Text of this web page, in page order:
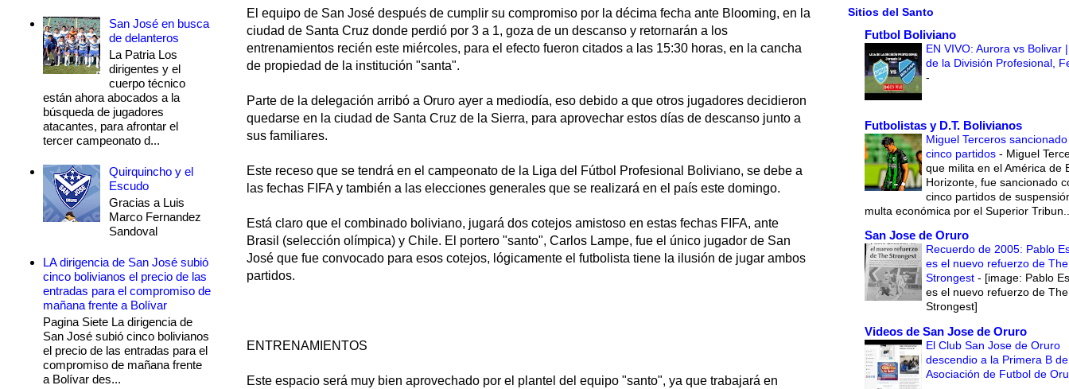
El equipo de San José después de cumplir su compromiso por la décima fecha ante Blooming, en la
ciudad de Santa Cruz donde perdió por 3 a 1, goza de un descanso y retornarán a los
entrenamientos recién este miércoles, para el efecto fueron citados a las 15:30 horas, en la cancha
de propiedad de la institución "santa".
Parte de la delegación arribó a Oruro ayer a mediodía, eso debido a que otros jugadores decidieron
quedarse en la ciudad de Santa Cruz de la Sierra, para aprovechar estos días de descanso junto a
sus familiares.
Este receso que se tendrá en el campeonato de la Liga del Fútbol Profesional Boliviano, se debe a
las fechas FIFA y también a las elecciones generales que se realizará en el país este domingo.
Está claro que el combinado boliviano, jugará dos cotejos amistoso en estas fechas FIFA, ante
Brasil (selección olímpica) y Chile. El portero "santo", Carlos Lampe, fue el único jugador de San
José que fue convocado para esos cotejos, lógicamente el futbolista tiene la ilusión de jugar ambos
partidos.
ENTRENAMIENTOS
Este espacio será muy bien aprovechado por el plantel del equipo "santo", ya que trabajará en
San José en busca
de delanteros
La Patria Los
dirigentes y el
cuerpo técnico
están ahora abocados a la
búsqueda de jugadores
atacantes, para afrontar el
tercer campeonato d...
Quirquincho y el
Escudo
Gracias a Luis
Marco Fernandez
Sandoval
LA dirigencia de San José subió
cinco bolivianos el precio de las
entradas para el compromiso de
mañana frente a Bolívar
Pagina Siete La dirigencia de
San José subió cinco bolivianos
el precio de las entradas para el
compromiso de mañana frente
a Bolívar des...
Sitios del Santo
Futbol Boliviano
EN VIVO: Aurora vs Bolivar
de la División Profesional,
-
Futbolistas y D.T. Bolivianos
Miguel Terceros
cinco partidos - Miguel
que milita en el América de
Horizonte, fue sancionado
cinco partidos de
multa económica por el Superior
San Jose de Oruro
Recuerdo de 2005: Pablo
es el nuevo refuerzo de The
Strongest - [image: Pablo
es el nuevo refuerzo de The
Strongest]
Videos de San Jose de Oruro
El Club San Jose de Oruro
descendio a la Primera B
Asociación de Futbol de